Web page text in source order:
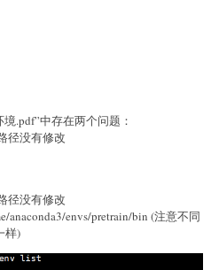
.pdf”中存在两个问题：
径没有修改
径没有修改
anaconda3/envs/pretrain/bin (注意不同
样)